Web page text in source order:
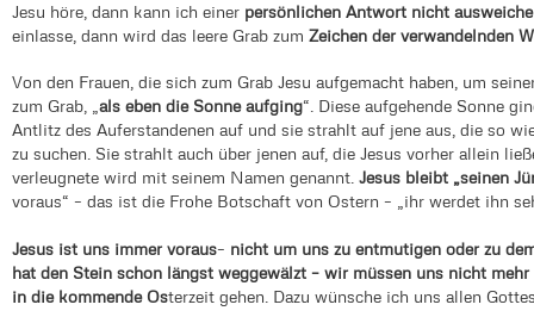
Jesu höre, dann kann ich einer persönlichen Antwort nicht
einlasse, dann wird das leere Grab zum Zeichen der verwandelnden
Von den Frauen, die sich zum Grab Jesu aufgemacht haben, um
zum Grab, „als eben die Sonne aufging“. Diese aufgehende Sonne
Antlitz des Auferstandenen auf und sie strahlt auf jene aus, die so
zu suchen. Sie strahlt auch über jenen auf, die Jesus vorher allein
verleugnete wird mit seinem Namen genannt. Jesus bleibt „seinen
voraus“ – das ist die Frohe Botschaft von Ostern – „ihr werdet ihn
Jesus ist uns immer voraus– nicht um uns zu entmutigen oder zu
hat den Stein schon längst weggewälzt – wir müssen uns nicht
in die kommende Osterzeit gehen. Dazu wünsche ich uns allen